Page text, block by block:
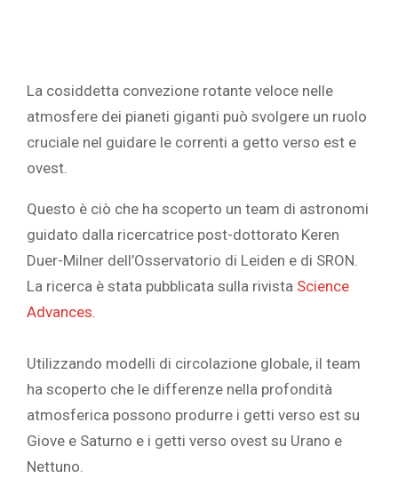
La cosiddetta convezione rotante veloce nelle
atmosfere dei pianeti giganti può svolgere un ruolo
cruciale nel guidare le correnti a getto verso est e
ovest.
Questo è ciò che ha scoperto un team di astronomi
guidato dalla ricercatrice post-dottorato Keren
Duer-Milner dell’Osservatorio di Leiden e di SRON.
La ricerca è stata pubblicata sulla rivista Science
Advances.
Utilizzando modelli di circolazione globale, il team
ha scoperto che le differenze nella profondità
atmosferica possono produrre i getti verso est su
Giove e Saturno e i getti verso ovest su Urano e
Nettuno.